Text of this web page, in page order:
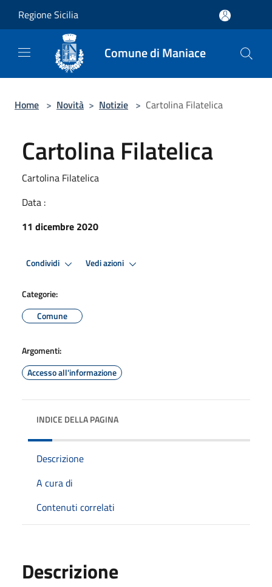
Regione Sicilia
Comune di Maniace
Home > Novità > Notizie > Cartolina Filatelica
Cartolina Filatelica
Cartolina Filatelica
Data :
11 dicembre 2020
Condividi Vedi azioni
Categorie:
Comune
Argomenti:
Accesso all'informazione
INDICE DELLA PAGINA
Descrizione
A cura di
Contenuti correlati
Descrizione